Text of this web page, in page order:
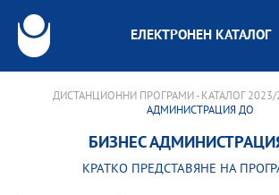
ЕЛЕКТРОНЕН КАТАЛОГ
ДИСТАНЦИОННИ ПРОГРАМИ - КАТАЛОГ 2023/
АДМИНИСТРАЦИЯ ДО
БИЗНЕС
КРАТКО ПРЕДСТАВЯНЕ НА